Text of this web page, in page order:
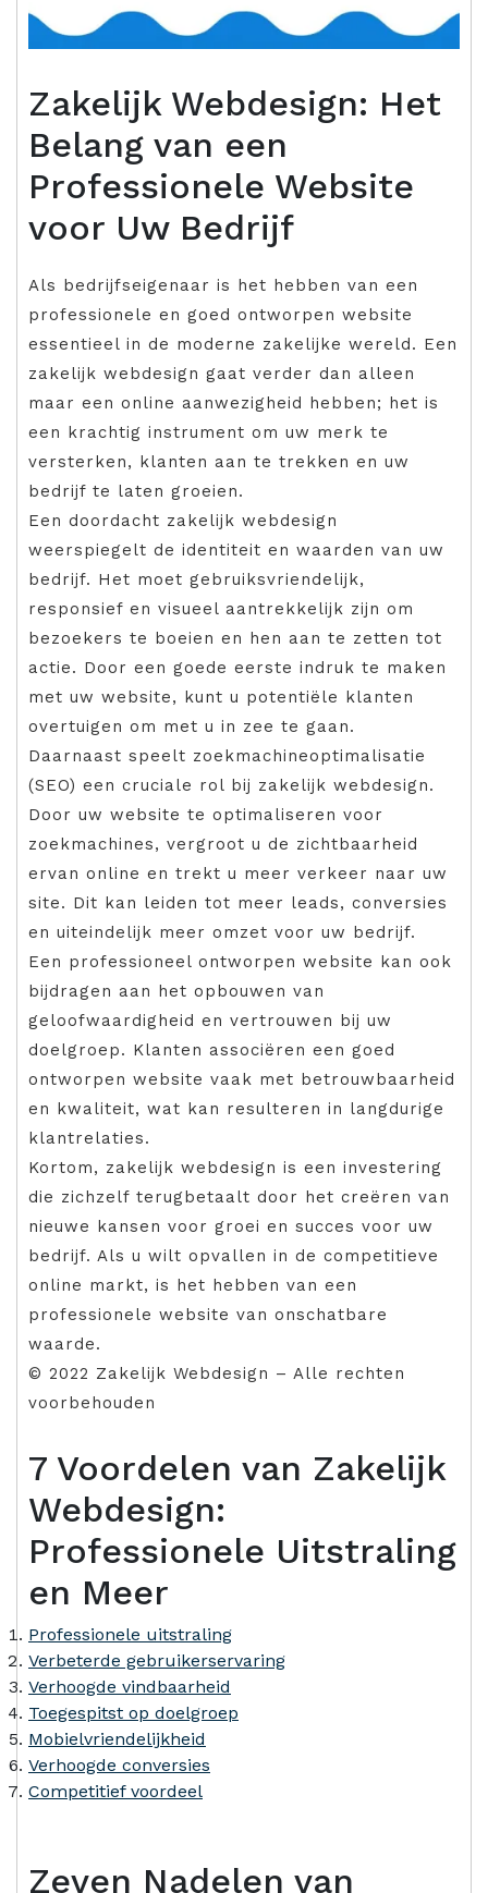
Zakelijk Webdesign: Het
Belang van een
Professionele Website
voor Uw Bedrijf
Als bedrijfseigenaar is het hebben van een
professionele en goed ontworpen website
essentieel in de moderne zakelijke wereld. Een
zakelijk webdesign gaat verder dan alleen
maar een online aanwezigheid hebben; het is
een krachtig instrument om uw merk te
versterken, klanten aan te trekken en uw
bedrijf te laten groeien.
Een doordacht zakelijk webdesign
weerspiegelt de identiteit en waarden van uw
bedrijf. Het moet gebruiksvriendelijk,
responsief en visueel aantrekkelijk zijn om
bezoekers te boeien en hen aan te zetten tot
actie. Door een goede eerste indruk te maken
met uw website, kunt u potentiële klanten
overtuigen om met u in zee te gaan.
Daarnaast speelt zoekmachineoptimalisatie
(SEO) een cruciale rol bij zakelijk webdesign.
Door uw website te optimaliseren voor
zoekmachines, vergroot u de zichtbaarheid
ervan online en trekt u meer verkeer naar uw
site. Dit kan leiden tot meer leads, conversies
en uiteindelijk meer omzet voor uw bedrijf.
Een professioneel ontworpen website kan ook
bijdragen aan het opbouwen van
geloofwaardigheid en vertrouwen bij uw
doelgroep. Klanten associëren een goed
ontworpen website vaak met betrouwbaarheid
en kwaliteit, wat kan resulteren in langdurige
klantrelaties.
Kortom, zakelijk webdesign is een investering
die zichzelf terugbetaalt door het creëren van
nieuwe kansen voor groei en succes voor uw
bedrijf. Als u wilt opvallen in de competitieve
online markt, is het hebben van een
professionele website van onschatbare
waarde.
© 2022 Zakelijk Webdesign – Alle rechten
voorbehouden
7 Voordelen van Zakelijk
Webdesign:
Professionele Uitstraling
en Meer
Professionele uitstraling
Verbeterde gebruikerservaring
Verhoogde vindbaarheid
Toegespitst op doelgroep
Mobielvriendelijkheid
Verhoogde conversies
Competitief voordeel
Zeven Nadelen van